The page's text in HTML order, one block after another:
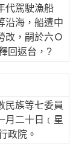
代駕駛漁船
沿海，船遭中
改，嗣於六Ｏ
回返台，?
族等七委員
月二十日﹝星
政院。